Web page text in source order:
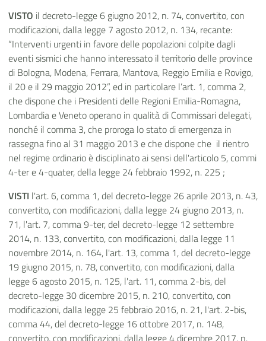
VISTO il decreto-legge 6 giugno 2012, n. 74, convertito, con
modificazioni, dalla legge 7 agosto 2012, n. 134, recante:
“Interventi urgenti in favore delle popolazioni colpite dagli
eventi sismici che hanno interessato il territorio delle province
di Bologna, Modena, Ferrara, Mantova, Reggio Emilia e Rovigo,
il 20 e il 29 maggio 2012”, ed in particolare l’art. 1, comma 2,
che dispone che i Presidenti delle Regioni Emilia-Romagna,
Lombardia e Veneto operano in qualità di Commissari delegati,
nonché il comma 3, che proroga lo stato di emergenza in
rassegna fino al 31 maggio 2013 e che dispone che il rientro
nel regime ordinario è disciplinato ai sensi dell'articolo 5, commi
4-ter e 4-quater, della legge 24 febbraio 1992, n. 225 ;
VISTI l'art. 6, comma 1, del decreto-legge 26 aprile 2013, n. 43,
convertito, con modificazioni, dalla legge 24 giugno 2013, n.
71, l'art. 7, comma 9-ter, del decreto-legge 12 settembre
2014, n. 133, convertito, con modificazioni, dalla legge 11
novembre 2014, n. 164, l'art. 13, comma 1, del decreto-legge
19 giugno 2015, n. 78, convertito, con modificazioni, dalla
legge 6 agosto 2015, n. 125, l'art. 11, comma 2-bis, del
decreto-legge 30 dicembre 2015, n. 210, convertito, con
modificazioni, dalla legge 25 febbraio 2016, n. 21, l'art. 2-bis,
comma 44, del decreto-legge 16 ottobre 2017, n. 148,
convertito, con modificazioni, dalla legge 4 dicembre 2017, n.